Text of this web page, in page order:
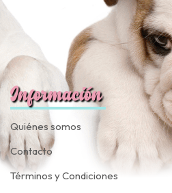
Información
Quiénes somos
Contacto
Términos y Condiciones